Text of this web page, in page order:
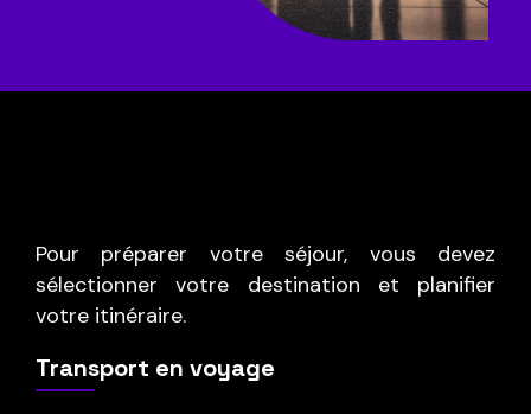
Pour préparer votre séjour, vous devez
sélectionner votre destination et planifier
votre itinéraire.
Transport en voyage